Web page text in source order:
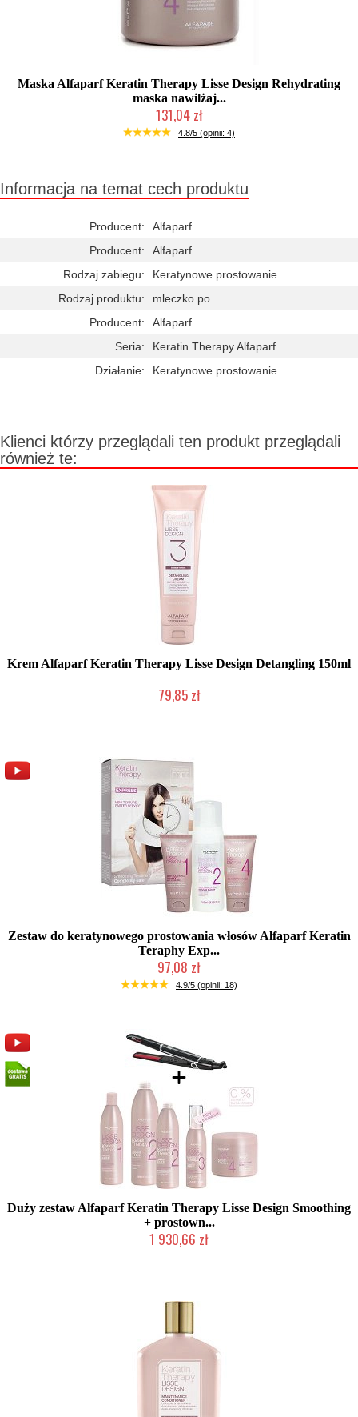
Maska Alfaparf Keratin Therapy Lisse Design Rehydrating
maska nawilżaj...
131,04 zł
2-5 dni roboczych
4.8/5 (opinii: 4)
Informacja na temat cech produktu
Producent:
Alfaparf
Producent:
Alfaparf
Rodzaj zabiegu:
Keratynowe prostowanie
Rodzaj produktu:
mleczko po
Producent:
Alfaparf
Seria:
Keratin Therapy Alfaparf
Działanie:
Keratynowe prostowanie
Klienci którzy przeglądali ten produkt przeglądali
również te:
Krem Alfaparf Keratin Therapy Lisse Design Detangling 150ml
79,85 zł
Zestaw do keratynowego prostowania włosów Alfaparf Keratin
Teraphy Exp...
97,08 zł
Produkt wycofany
4.9/5 (opinii: 18)
Duży zestaw Alfaparf Keratin Therapy Lisse Design Smoothing
+ prostown...
1 930,66 zł